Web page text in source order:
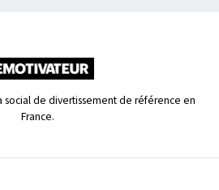
de divertissement de référence en
France.